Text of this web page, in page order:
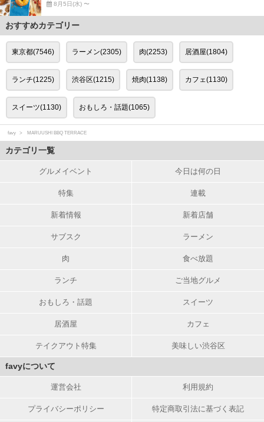
8月5日(水) 〜
おすすめカテゴリー
東京都(7546) ラーメン(2305) 肉(2253) 居酒屋(1804)
ランチ(1225) 渋谷区(1215) 焼肉(1138) カフェ(1130)
スイーツ(1130) おもしろ・話題(1065)
favy MARUUSHI BBQ TERRACE
カテゴリ一覧
グルメイベント 今日は何の日
特集 連載
新着情報 新着店舗
サブスク ラーメン
肉 食べ放題
ランチ ご当地グルメ
おもしろ・話題 スイーツ
居酒屋 カフェ
テイクアウト特集 美味しい渋谷区
favyについて
運営会社 利用規約
プライバシーポリシー 特定商取引法に基づく表記